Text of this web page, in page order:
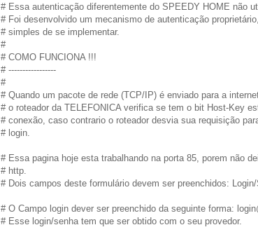
# Essa autenticação diferentemente do SPEEDY HOME não
# Foi desenvolvido um mecanismo de autenticação
# simples de se implementar.
#
# COMO FUNCIONA !!!
# -----------------
#
# Quando um pacote de rede (TCP/IP) é enviado para a
# o roteador da TELEFONICA verifica se tem o bit Host-Key
# conexão, caso contrario o roteador desvia sua requisição
# login.
# Essa pagina hoje esta trabalhando na porta 85, porem não
# http.
# Dois campos deste formulário devem ser preenchidos: Login/
# O Campo login dever ser preenchido da seguinte forma:
# Esse login/senha tem que ser obtido com o seu provedor.